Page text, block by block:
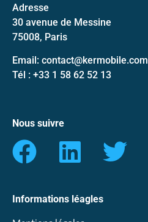
Adresse
30 avenue de Messine
75008, Paris
Email: contact@kermobile.com
Tél : +33 1 58 62 52 13
Nous suivre
Informations léagles